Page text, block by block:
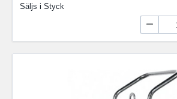
Säljs i Styck